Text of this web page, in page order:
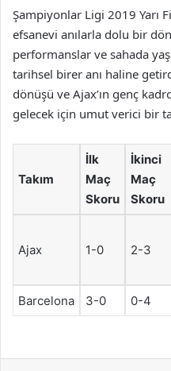
Şampiyonlar Ligi 2019 Yarı
efsanevi anılarla dolu bir
performanslar ve sahada
tarihsel birer anı haline
dönüşü ve Ajax’ın genç
gelecek için umut verici bir
Takım
İlk
Maç
Skoru
İkinci
Maç
Skoru
Ajax 1-0 2-3
Barcelona 3-0 0-4